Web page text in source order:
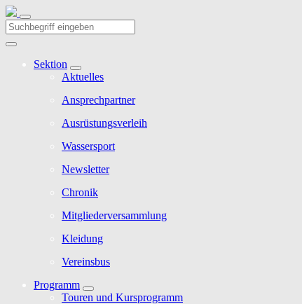
Sektion
Aktuelles
Ansprechpartner
Ausrüstungsverleih
Wassersport
Newsletter
Chronik
Mitgliederversammlung
Kleidung
Vereinsbus
Programm
Touren und Kursprogramm